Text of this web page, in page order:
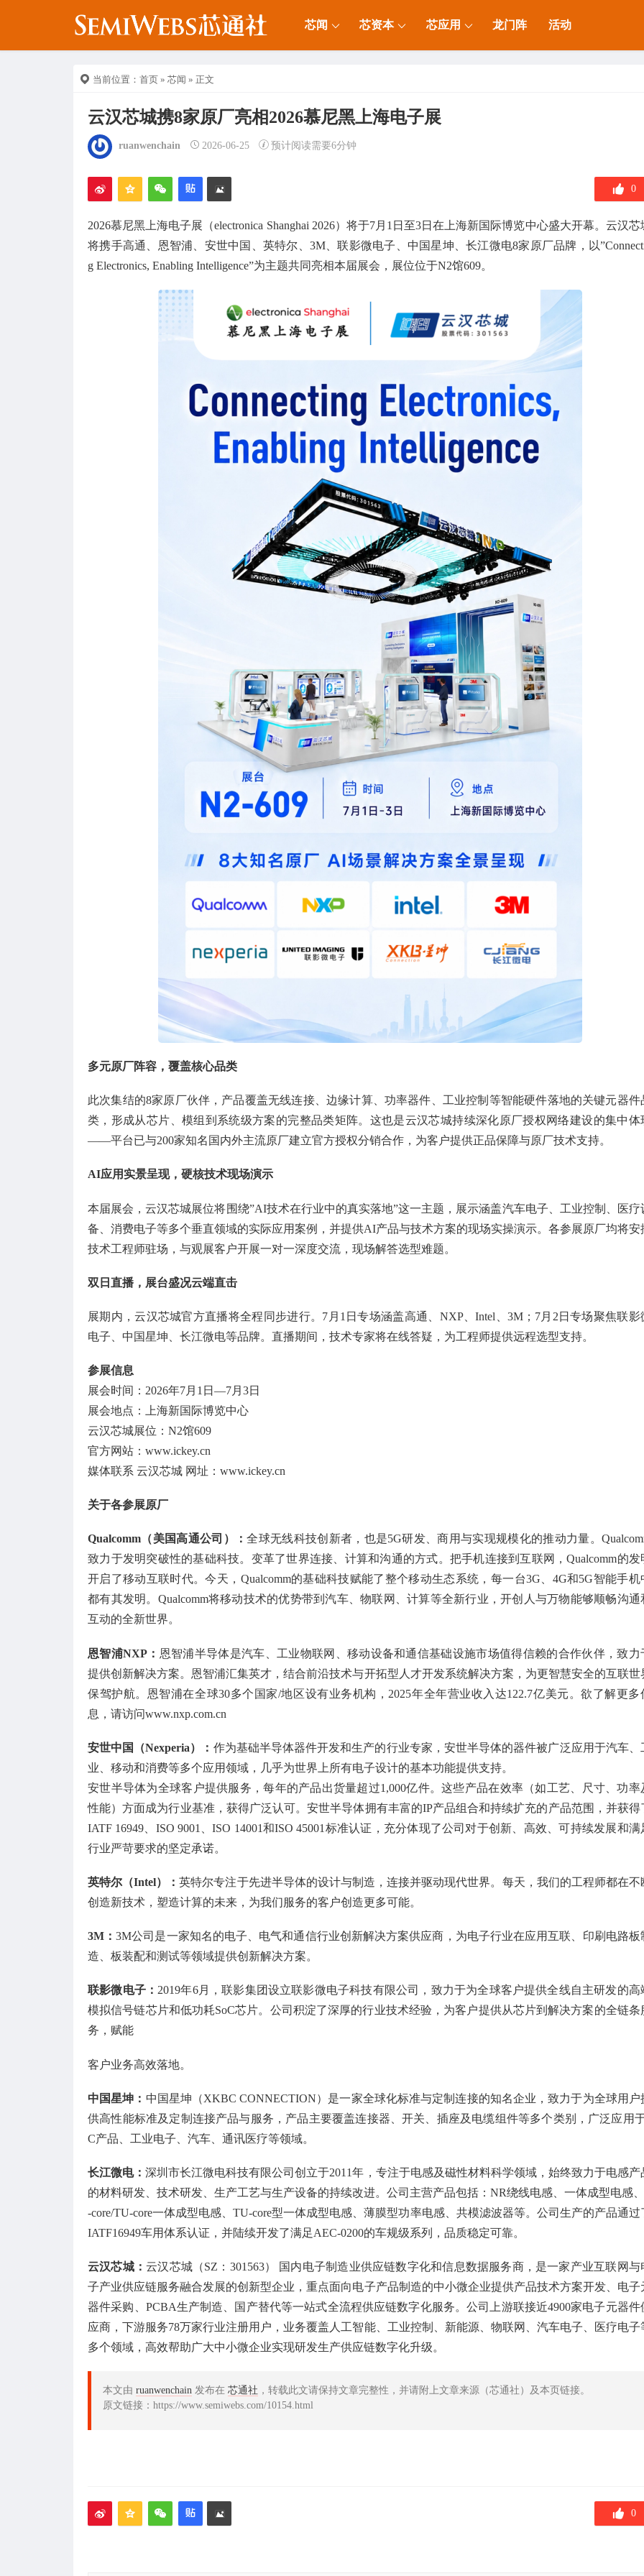
芯闻 芯资本 芯应用 龙门阵 活动
当前位置： 首页 » 芯闻 » 正文
云汉芯城携8家原厂亮相2026慕尼黑上海电子展
ruanwenchain 2026-06-25 预计阅读需要6分钟
0
2026慕尼黑上海电子展（electronica Shanghai 2026）将于7月1日至3日在上海新国际博览中心盛大开幕。云汉芯
将携手高通、恩智浦、安世中国、英特尔、3M、联影微电子、中国星坤、长江微电8家原厂品牌，以
g Electronics, Enabling Intelligence”为主题共同亮相本届展会，展位位于N2馆609。
多元原厂阵容，覆盖核心品类
此次集结的8家原厂伙伴，产品覆盖无线连接、边缘计算、功率器件、工业控制等智能硬件落地的关键元器件
类，形成从芯片、模组到系统级方案的完整品类矩阵。这也是云汉芯城持续深化原厂授权网络建设的集中体
——平台已与200家知名国内外主流原厂建立官方授权分销合作，为客户提供正品保障与原厂技术支持。
AI应用实景呈现，硬核技术现场演示
本届展会，云汉芯城展位将围绕”AI技术在行业中的真实落地”这一主题，展示涵盖汽车电子、工业控制、医疗
备、消费电子等多个垂直领域的实际应用案例，并提供AI产品与技术方案的现场实操演示。各参展原厂均将安
技术工程师驻场，与观展客户开展一对一深度交流，现场解答选型难题。
双日直播，展台盛况云端直击
展期内，云汉芯城官方直播将全程同步进行。7月1日专场涵盖高通、NXP、Intel、3M；7月2日专场聚焦联影
电子、中国星坤、长江微电等品牌。直播期间，技术专家将在线答疑，为工程师提供远程选型支持。
参展信息
展会时间：2026年7月1日—7月3日
展会地点：上海新国际博览中心
云汉芯城展位：N2馆609
官方网站：www.ickey.cn
媒体联系 云汉芯城 网址：www.ickey.cn
关于各参展原厂
Qualcomm（ 美国高通公司） ：全球无线科技创新者，也是5G研发、商用与实现规模化的推动力量。
致力于发明突破性的基础科技。变革了世界连接、计算和沟通的方式。把手机连接到互联网，Qualcomm的发
开启了移动互联时代。今天，Qualcomm的基础科技赋能了整个移动生态系统，每一台3G、4G和5G智能手机
都有其发明。Qualcomm将移动技术的优势带到汽车、物联网、计算等全新行业，开创人与万物能够顺畅沟通
互动的全新世界。
恩智浦NXP： 恩智浦半导体是汽车、工业物联网、移动设备和通信基础设施市场值得信赖的合作伙伴，致力
提供创新解决方案。恩智浦汇集英才，结合前沿技术与开拓型人才开发系统解决方案，为更智慧安全的互联世
保驾护航。恩智浦在全球30多个国家/地区设有业务机构，2025年全年营业收入达122.7亿美元。欲了解更多
息，请访问www.nxp.com.cn
安世中国（Nexperia） ： 作为基础半导体器件开发和生产的行业专家，安世半导体的器件被广泛应用于汽车、
业、移动和消费等多个应用领域，几乎为世界上所有电子设计的基本功能提供支持。
安世半导体为全球客户提供服务，每年的产品出货量超过1,000亿件。这些产品在效率（如工艺、尺寸、功率
性能）方面成为行业基准，获得广泛认可。安世半导体拥有丰富的IP产品组合和持续扩充的产品范围，并获得
IATF 16949、ISO 9001、ISO 14001和ISO 45001标准认证，充分体现了公司对于创新、高效、可持续发展和满
行业严苛要求的坚定承诺。
英特尔（Intel） ：英特尔专注于先进半导体的设计与制造，连接并驱动现代世界。每天，我们的工程师都在不
创造新技术，塑造计算的未来，为我们服务的客户创造更多可能。
3M ：3M公司是一家知名的电子、电气和通信行业创新解决方案供应商，为电子行业在应用互联、印刷电路板
造、板装配和测试等领域提供创新解决方案。
联影微电子：2019年6月，联影集团设立联影微电子科技有限公司，致力于为全球客户提供全线自主研发的高
模拟信号链芯片和低功耗SoC芯片。公司积淀了深厚的行业技术经验，为客户提供从芯片到解决方案的全链条
务，赋能
客户业务高效落地。
中国星坤 ： 中国星坤（XKBC CONNECTION）是一家全球化标准与定制连接的知名企业，致力于为全球用户
供高性能标准及定制连接产品与服务，产品主要覆盖连接器、开关、插座及电缆组件等多个类别，广泛应用
C产品、工业电子、汽车、通讯医疗等领域。
长江微电：深圳市长江微电科技有限公司创立于2011年，专注于电感及磁性材料科学领域，始终致力于电感产
的材料研发、技术研发、生产工艺与生产设备的持续改进。公司主营产品包括：NR绕线电感、一体成型电感
-core/TU-core一体成型电感、TU-core型一体成型电感、薄膜型功率电感、共模滤波器等。公司生产的产品通过
IATF16949车用体系认证，并陆续开发了满足AEC-0200的车规级系列，品质稳定可靠。
云汉芯城：云汉芯城（SZ：301563） 国内电子制造业供应链数字化和信息数据服务商，是一家产业互联网与
子产业供应链服务融合发展的创新型企业，重点面向电子产品制造的中小微企业提供产品技术方案开发、电子
器件采购、PCBA生产制造、国产替代等一站式全流程供应链数字化服务。公司上游联接近4900家电子元器件
应商，下游服务78万家行业注册用户，业务覆盖人工智能、工业控制、新能源、物联网、汽车电子、医疗电子
多个领域，高效帮助广大中小微企业实现研发生产供应链数字化升级。
本文由 ruanwenchain 发布在 芯通社 ，转载此文请保持文章完整性，并请附上文章来源（芯通社）及本页链接。
原文链接：https://www.semiwebs.com/10154.html
0